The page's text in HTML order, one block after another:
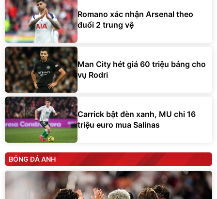
Romano xác nhận Arsenal theo
đuổi 2 trung vệ
Man City hét giá 60 triệu bảng cho
vụ Rodri
Carrick bật đèn xanh, MU chi 16
triệu euro mua Salinas
BÓNG ĐÁ ANH